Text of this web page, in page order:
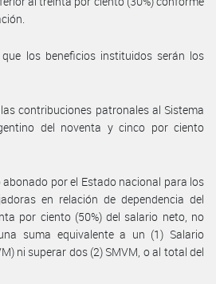
los beneficios instituidos serán los
contribuciones patronales al Sistema
del noventa y cinco por ciento
por el Estado nacional para los
en relación de dependencia del
por ciento (50%) del salario neto, no
suma equivalente a un (1) Salario
ni superar dos (2) SMVM, o al total del